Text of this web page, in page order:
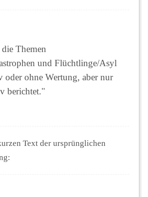
Themen
und Flüchtlinge/Asyl
oder ohne Wertung, aber nur
berichtet."
Text der ursprünglichen